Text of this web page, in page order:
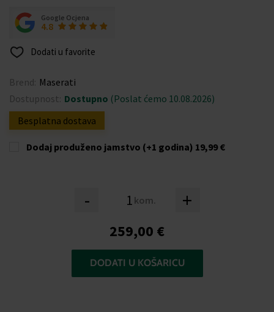
Google Ocjena
4.8
Dodati u favorite
Brend: Maserati
Dostupnost: Dostupno (Poslat ćemo 10.08.2026)
Besplatna dostava
Dodaj produženo jamstvo (+1 godina) 19,99 €
- kom. +
259,00 €
DODATI U KOŠARICU